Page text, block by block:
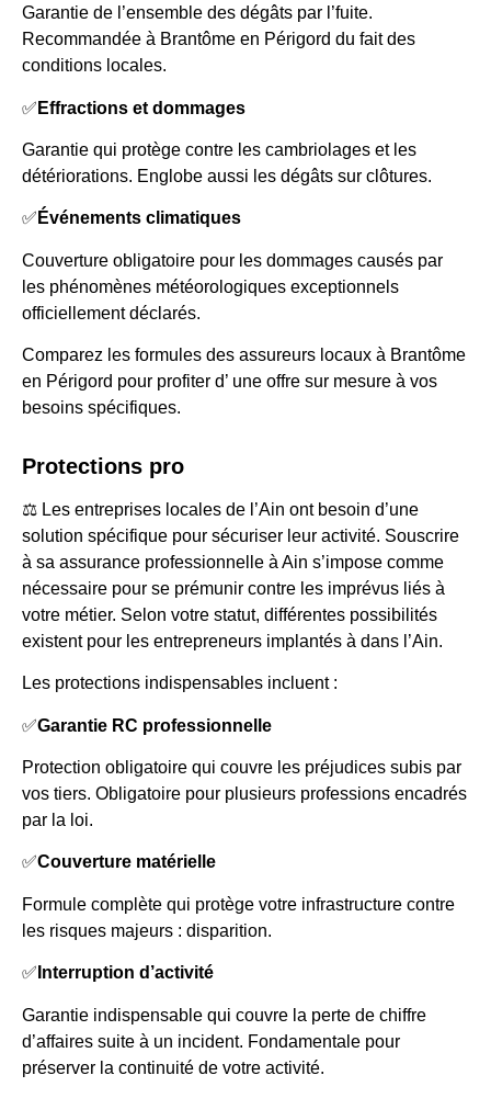
Garantie de l’ensemble des dégâts par l’fuite.
Recommandée à Brantôme en Périgord du fait des
conditions locales.
✅ Effractions et dommages
Garantie qui protège contre les cambriolages et les
détériorations. Englobe aussi les dégâts sur clôtures.
✅ Événements climatiques
Couverture obligatoire pour les dommages causés par
les phénomènes météorologiques exceptionnels
officiellement déclarés.
Comparez les formules des assureurs locaux à Brantôme
en Périgord pour profiter d’ une offre sur mesure à vos
besoins spécifiques.
Protections pro
⚖️ Les entreprises locales de l’Ain ont besoin d’une
solution spécifique pour sécuriser leur activité. Souscrire
à sa assurance professionnelle à Ain s’impose comme
nécessaire pour se prémunir contre les imprévus liés à
votre métier. Selon votre statut, différentes possibilités
existent pour les entrepreneurs implantés à dans l’Ain.
Les protections indispensables incluent :
✅Garantie RC professionnelle
Protection obligatoire qui couvre les préjudices subis par
vos tiers. Obligatoire pour plusieurs professions encadrés
par la loi.
✅Couverture matérielle
Formule complète qui protège votre infrastructure contre
les risques majeurs : disparition.
✅ Interruption d’activité
Garantie indispensable qui couvre la perte de chiffre
d’affaires suite à un incident. Fondamentale pour
préserver la continuité de votre activité.